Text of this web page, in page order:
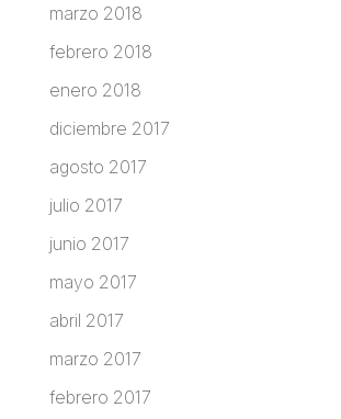
marzo 2018
febrero 2018
enero 2018
diciembre 2017
agosto 2017
julio 2017
junio 2017
mayo 2017
abril 2017
marzo 2017
febrero 2017